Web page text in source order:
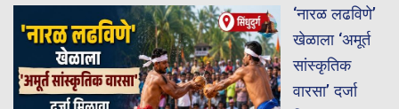
‘नारळ लढविणे’
खेळाला ‘अमूर्त
सांस्कृतिक
वारसा’ दर्जा